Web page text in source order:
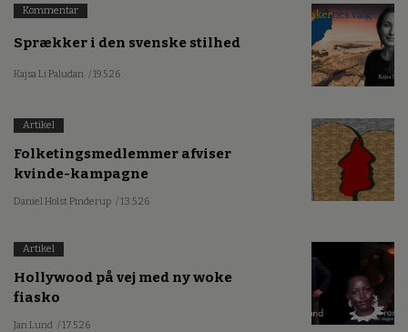
Kommentar
Sprækker i den svenske stilhed
Kajsa Li Paludan / 19.5.26
Artikel
Folketingsmedlemmer afviser
kvinde-kampagne
Daniel Holst Pinderup / 13.5.26
Artikel
Hollywood på vej med ny woke
fiasko
Jan Lund / 17.5.26